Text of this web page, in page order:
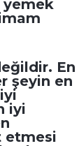
yemek
En
şeyin en
iyi
etmesi